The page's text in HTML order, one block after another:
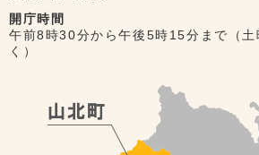
開庁時間
午前8時30分から午後5時15分まで（土
く）